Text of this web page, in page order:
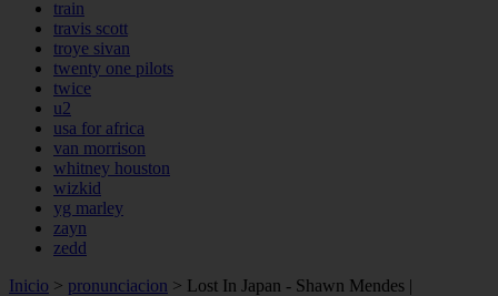
train
travis scott
troye sivan
twenty one pilots
twice
u2
usa for africa
van morrison
whitney houston
wizkid
yg marley
zayn
zedd
Inicio > pronunciacion > Lost In Japan - Shawn Mendes |